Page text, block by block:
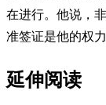
在进行。他说，
准签证是他的权
延伸阅读